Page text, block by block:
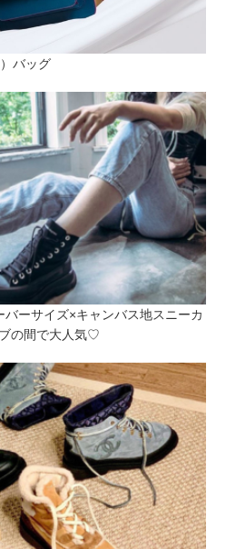
バッグ
バーサイズ×キャンバス地スニーカ
の間で大人気♡